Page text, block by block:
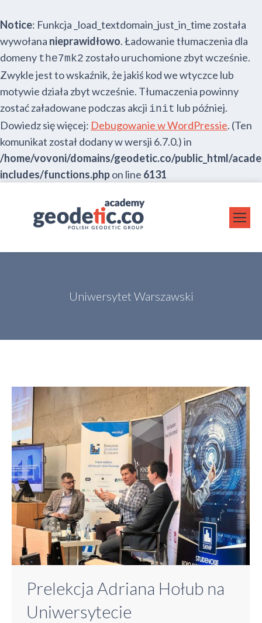
Notice: Funkcja _load_textdomain_just_in_time została
wywołana nieprawidłowo. Ładowanie tłumaczenia dla
domeny the7mk2 zostało uruchomione zbyt wcześnie.
Zwykle jest to wskaźnik, że jakiś kod we wtyczce lub
motywie działa zbyt wcześnie. Tłumaczenia powinny
zostać załadowane podczas akcji init lub później.
Dowiedz się więcej: Debugowanie w WordPressie. (Ten
komunikat został dodany w wersji 6.7.0.) in
/home/vovoni/domains/geodetic.co/public_html/
includes/functions.phpon line 6131
Uniwersytet Warszawski
Prelekcja Adriana Hołub na
Uniwersytecie